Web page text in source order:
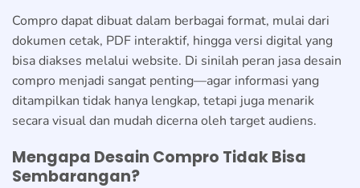
Compro dapat dibuat dalam berbagai format, mulai dari
dokumen cetak, PDF interaktif, hingga versi digital yang
bisa diakses melalui website. Di sinilah peran jasa desain
compro menjadi sangat penting—agar informasi yang
ditampilkan tidak hanya lengkap, tetapi juga menarik
secara visual dan mudah dicerna oleh target audiens.
Mengapa Desain Compro Tidak Bisa
Sembarangan?